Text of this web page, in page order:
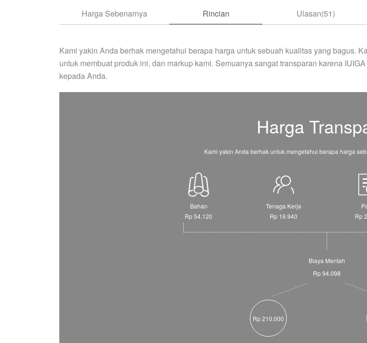
Harga Sebenarnya Rincian Ulasan(51)
Kami yakin Anda berhak mengetahui berapa harga untuk sebuah kualitas yang bagus.
untuk membuat produk ini, dan markup kami. Semuanya sangat transparan karena
kepada Anda.
Harga
Kami yakin Anda berhak untuk mengetahui berapa harga
Bahan
Rp 54.120
Tenaga Kerja
Rp 16.940
Rp
Biaya Mentah
Rp 94.098
Rp 210.000